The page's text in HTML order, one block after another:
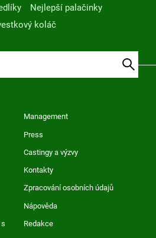
Nejlepší palačinky
koláč
Management
Press
Castingy a výzvy
Kontakty
Zpracování osobních údajů
Nápověda
Redakce